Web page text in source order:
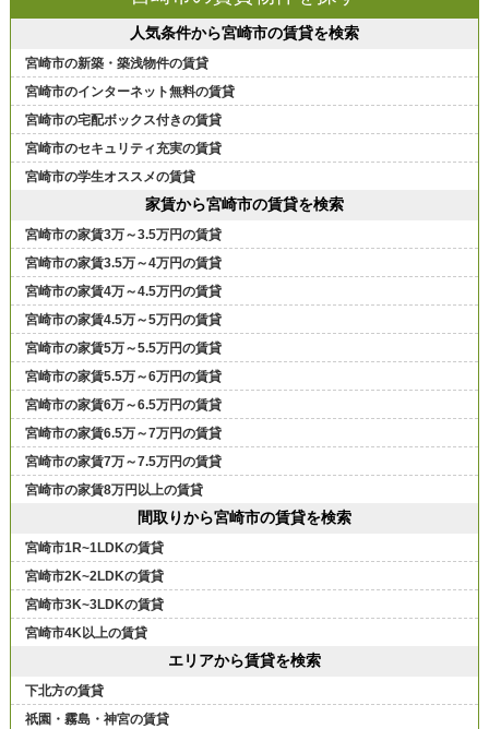
人気条件から宮崎市の賃貸を検索
宮崎市の新築・築浅物件の賃貸
宮崎市のインターネット無料の賃貸
宮崎市の宅配ボックス付きの賃貸
宮崎市のセキュリティ充実の賃貸
宮崎市の学生オススメの賃貸
家賃から宮崎市の賃貸を検索
宮崎市の家賃3万～3.5万円の賃貸
宮崎市の家賃3.5万～4万円の賃貸
宮崎市の家賃4万～4.5万円の賃貸
宮崎市の家賃4.5万～5万円の賃貸
宮崎市の家賃5万～5.5万円の賃貸
宮崎市の家賃5.5万～6万円の賃貸
宮崎市の家賃6万～6.5万円の賃貸
宮崎市の家賃6.5万～7万円の賃貸
宮崎市の家賃7万～7.5万円の賃貸
宮崎市の家賃8万円以上の賃貸
間取りから宮崎市の賃貸を検索
宮崎市1R~1LDKの賃貸
宮崎市2K~2LDKの賃貸
宮崎市3K~3LDKの賃貸
宮崎市4K以上の賃貸
エリアから賃貸を検索
下北方の賃貸
祇園・霧島・神宮の賃貸